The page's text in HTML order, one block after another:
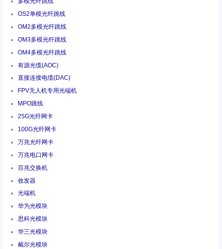
OS2单模光纤跳线
OM2多模光纤跳线
OM3多模光纤跳线
OM4多模光纤跳线
有源光缆(AOC)
直接连接电缆(DAC)
FPV无人机专用光端机
MPO跳线
25G光纤网卡
100G光纤网卡
万兆光纤网卡
万兆电口网卡
百兆交换机
收发器
光端机
华为光模块
思科光模块
华三光模块
戴尔光模块